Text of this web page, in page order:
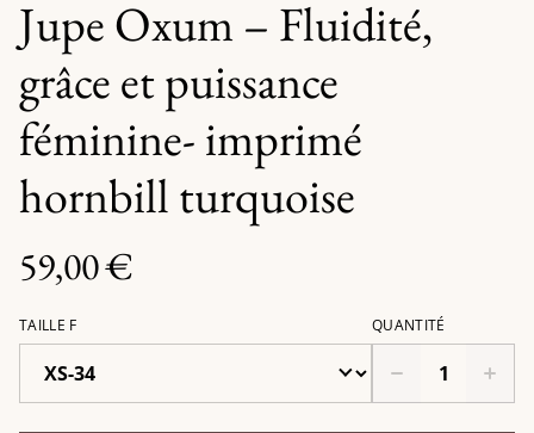
Jupe Oxum – Fluidité,
grâce et puissance
féminine- imprimé
hornbill turquoise
59,00 €
TAILLE F QUANTITÉ